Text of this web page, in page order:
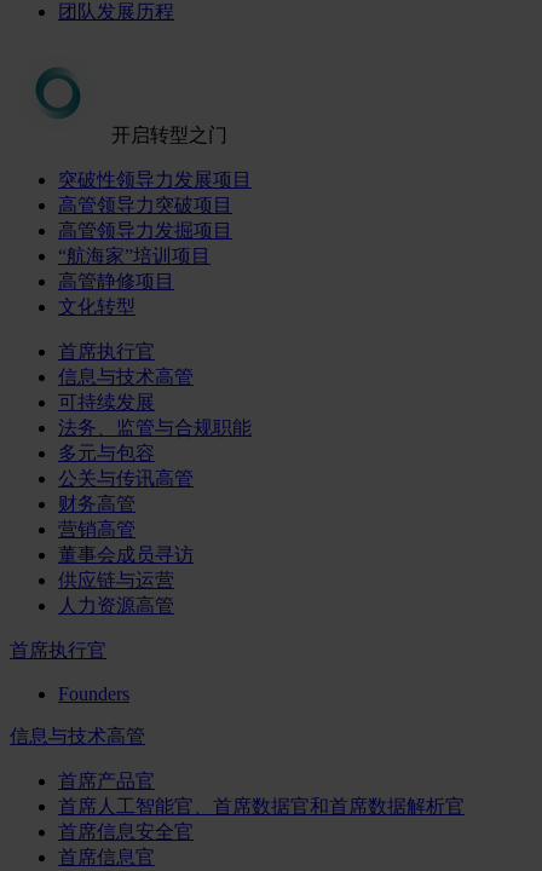
团队发展历程
开启转型之门
突破性领导力发展项目
高管领导力突破项目
高管领导力发掘项目
“航海家”培训项目
高管静修项目
文化转型
首席执行官
信息与技术高管
可持续发展
法务、监管与合规职能
多元与包容
公关与传讯高管
财务高管
营销高管
董事会成员寻访
供应链与运营
人力资源高管
首席执行官
Founders
信息与技术高管
首席产品官
首席人工智能官、首席数据官和首席数据解析官
首席信息安全官
首席信息官